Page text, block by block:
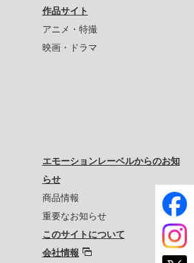
作品サイト
アニメ・特撮
映画・ドラマ
エモーションレーベルからのお知
らせ
商品情報
重要なお知らせ
このサイトについて
会社情報